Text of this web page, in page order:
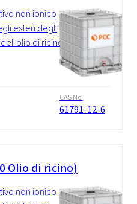
non ionico
esteri degli
di ricino,
CAS No.
61791-12-6
Olio di ricino)
non ionico